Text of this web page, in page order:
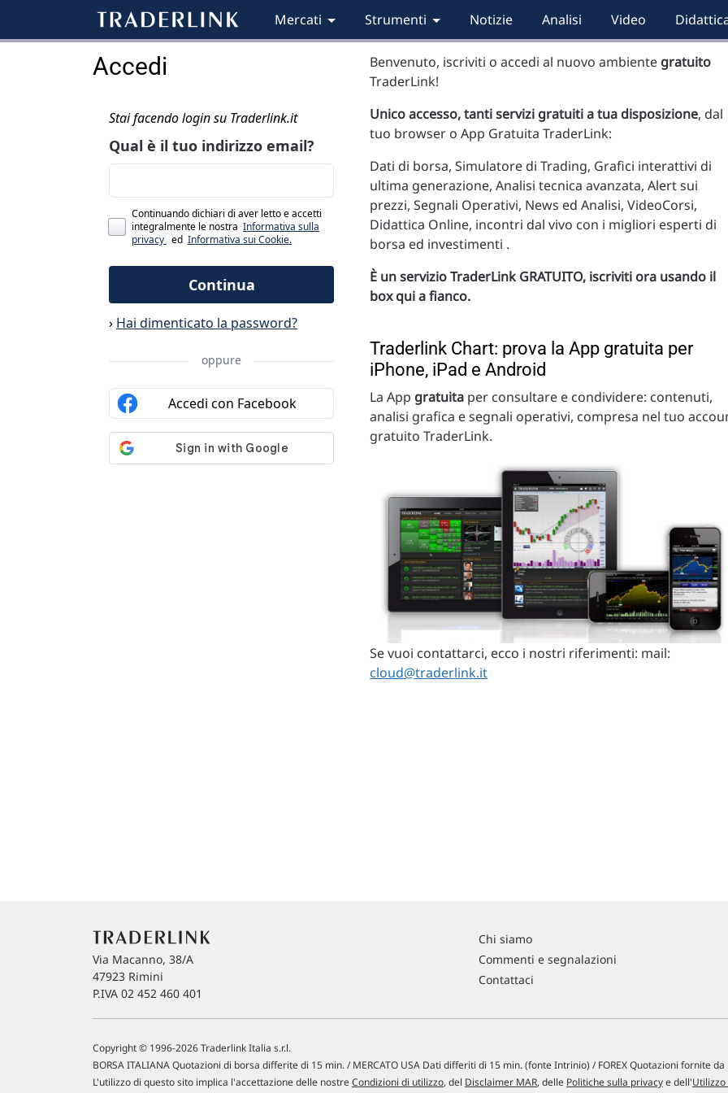
Mercati Strumenti Notizie Analisi Video
Accedi Benvenuto, iscriviti o accedi al nuovo ambiente gratuito
TraderLink!
Unico accesso, tanti servizi gratuiti a tua disposizione, dal
tuo browser o App Gratuita TraderLink:
Dati di borsa, Simulatore di Trading, Grafici interattivi di
ultima generazione, Analisi tecnica avanzata, Alert sui
prezzi, Segnali Operativi, News ed Analisi, VideoCorsi,
Didattica Online, incontri dal vivo con i migliori esperti di
borsa ed investimenti .
È un servizio TraderLink GRATUITO, iscriviti ora usando il
box qui a fianco.
Traderlink Chart: prova la App gratuita per
iPhone, iPad e Android
La App gratuita per consultare e condividere: contenuti,
analisi grafica e segnali operativi, compresa nel tuo
gratuito TraderLink.
Se vuoi contattarci, ecco i nostri riferimenti: mail:
cloud@traderlink.it
Via Macanno, 38/A
47923 Rimini
P.IVA 02 452 460 401
Chi siamo
Commenti e segnalazioni
Contattaci
Copyright © 1996-2026 Traderlink Italia s.r.l.
BORSA ITALIANA Quotazioni di borsa differite di 15 min. / MERCATO USA Dati differiti di 15 min. (fonte Intrinio) / FOREX Quotazioni fornite da
L'utilizzo di questo sito implica l'accettazione delle nostreCondizioni di utilizzo, del Disclaimer MAR, delle Politiche sulla privacye dell'